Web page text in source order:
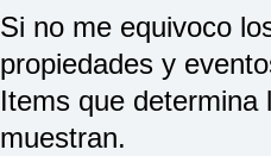
Si no me equivoco
propiedades y
Items que determina
muestran.